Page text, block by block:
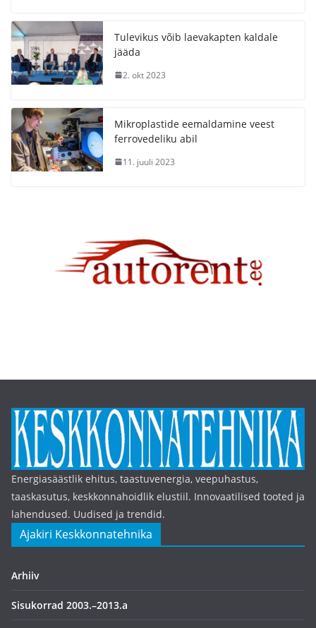
Tulevikus võib laevakapten kaldale
jääda
2. okt 2023
Mikroplastide eemaldamine veest
ferrovedeliku abil
11. juuli 2023
Energiasäästlik ehitus, taastuvenergia, veepuhastus,
taaskasutus, keskkonnahoidlik elustiil. Innovaatilised tooted ja
lahendused. Uudised ja trendid.
Ajakiri Keskkonnatehnika
Arhiiv
Sisukorrad 2003.–2013.a